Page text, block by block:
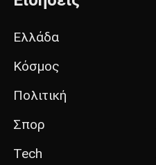
Ελλάδα
Κόσμος
Πολιτική
Σπορ
Tech